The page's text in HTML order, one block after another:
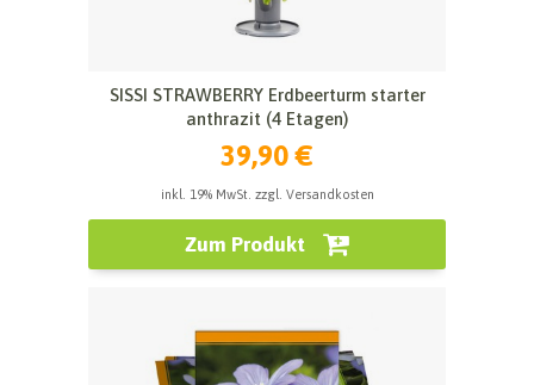
SISSI STRAWBERRY Erdbeerturm starter
anthrazit (4 Etagen)
39,90 €
inkl. 19% MwSt. zzgl. Versandkosten
Zum Produkt